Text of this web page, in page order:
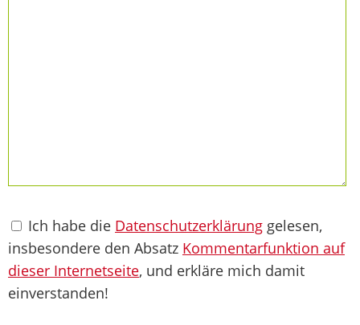
Ich habe die Datenschutzerklärung gelesen,
insbesondere den Absatz Kommentarfunktion auf
dieser Internetseite, und erkläre mich damit
einverstanden!